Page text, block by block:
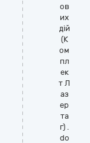
ов
их
дій
(К
ом
пл
ек
т Л
аз
ер
та
г) .
do